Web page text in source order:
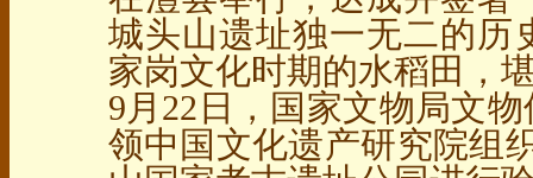
城头山遗址独一无二的历
家岗文化时期的水稻田，
9月22日，国家文物局文
领中国文化遗产研究院组